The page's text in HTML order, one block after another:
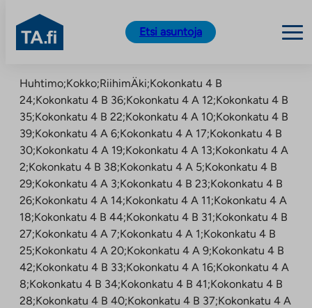
sisältöön
TA.fi
Etsi asuntoja
Huhtimo;Kokko;RiihimÄki;Kokonkatu 4 B
24;Kokonkatu 4 B 36;Kokonkatu 4 A 12;Kokonkatu 4 B
35;Kokonkatu 4 B 22;Kokonkatu 4 A 10;Kokonkatu 4 B
39;Kokonkatu 4 A 6;Kokonkatu 4 A 17;Kokonkatu 4 B
30;Kokonkatu 4 A 19;Kokonkatu 4 A 13;Kokonkatu 4 A
2;Kokonkatu 4 B 38;Kokonkatu 4 A 5;Kokonkatu 4 B
29;Kokonkatu 4 A 3;Kokonkatu 4 B 23;Kokonkatu 4 B
26;Kokonkatu 4 A 14;Kokonkatu 4 A 11;Kokonkatu 4 A
18;Kokonkatu 4 B 44;Kokonkatu 4 B 31;Kokonkatu 4 B
27;Kokonkatu 4 A 7;Kokonkatu 4 A 1;Kokonkatu 4 B
25;Kokonkatu 4 A 20;Kokonkatu 4 A 9;Kokonkatu 4 B
42;Kokonkatu 4 B 33;Kokonkatu 4 A 16;Kokonkatu 4 A
8;Kokonkatu 4 B 34;Kokonkatu 4 B 41;Kokonkatu 4 B
28;Kokonkatu 4 B 40;Kokonkatu 4 B 37;Kokonkatu 4 A